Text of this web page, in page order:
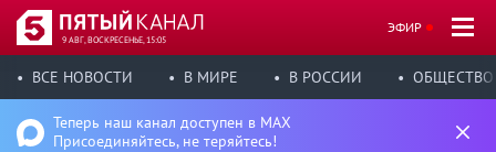
9 АВГ, ВОСКРЕСЕНЬЕ, 15:05
ЭФИР
ВСЕ НОВОСТИ В МИРЕ В РОССИИ ОБЩЕСТВО
Теперь наш канал доступен в MAX
Присоединяйтесь, не теряйтесь!